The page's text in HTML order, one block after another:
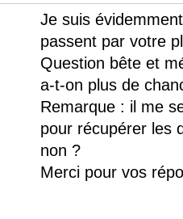
Je suis
passent par votre
Question bête et
a-t-on plus de
Remarque : il me
pour récupérer les
non ?
Merci pour vos